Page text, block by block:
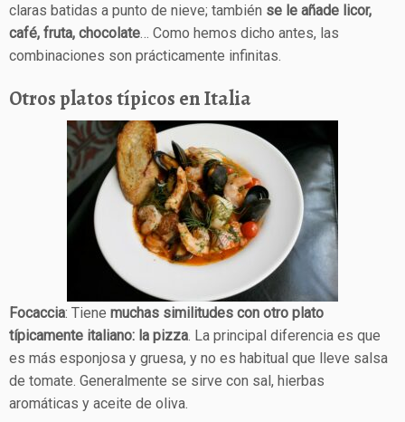
claras batidas a punto de nieve; también se le añade licor,
café, fruta, chocolate… Como hemos dicho antes, las
combinaciones son prácticamente infinitas.
Otros platos típicos en Italia
Focaccia: Tiene muchas similitudes con otro plato
típicamente italiano: la pizza. La principal diferencia es que
es más esponjosa y gruesa, y no es habitual que lleve salsa
de tomate. Generalmente se sirve con sal, hierbas
aromáticas y aceite de oliva.